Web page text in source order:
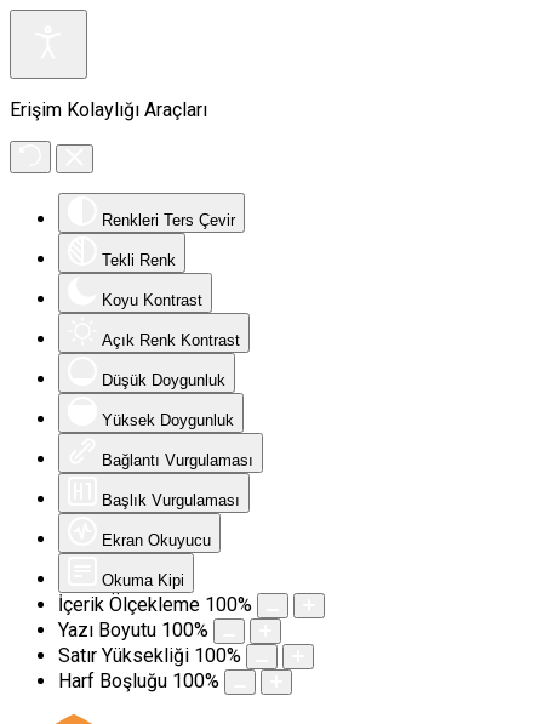
Erişim Kolaylığı Araçları
Renkleri Ters Çevir
Tekli Renk
Koyu Kontrast
Açık Renk Kontrast
Düşük Doygunluk
Yüksek Doygunluk
Bağlantı Vurgulaması
Başlık Vurgulaması
Ekran Okuyucu
Okuma Kipi
İçerik Ölçekleme 100%
Yazı Boyutu 100%
Satır Yüksekliği 100%
Harf Boşluğu 100%